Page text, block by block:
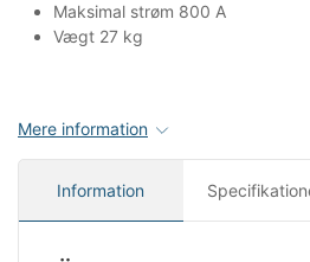
Maksimal strøm 800 A
Vægt 27 kg
Mere information
Information